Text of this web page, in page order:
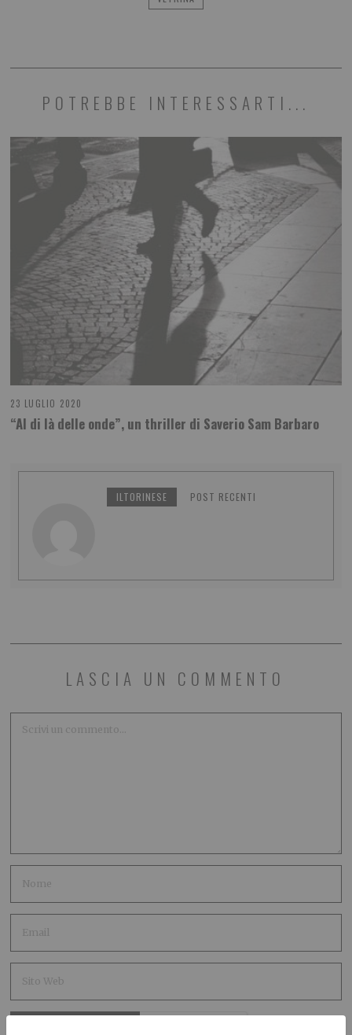
POTREBBE INTERESSARTI...
23 LUGLIO 2020
“Al di là delle onde”, un thriller di Saverio Sam Barbaro
ILTORINESE POST RECENTI
LASCIA UN COMMENTO